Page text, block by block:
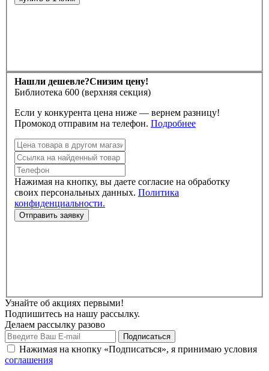
Нашли дешевле?Снизим цену!
Библиотека 600 (верхняя секция)
Если у конкурента цена ниже — вернем разницу!
Промокод отправим на телефон. Подробнее
Нажимая на кнопку, вы даете согласие на обработку
своих персональных данных. Политика
конфиденциальности.
Узнайте об акциях первыми!
Подпишитесь на нашу рассылку.
Делаем рассылку разово
Нажимая на кнопку «Подписаться», я принимаю условия
соглашения